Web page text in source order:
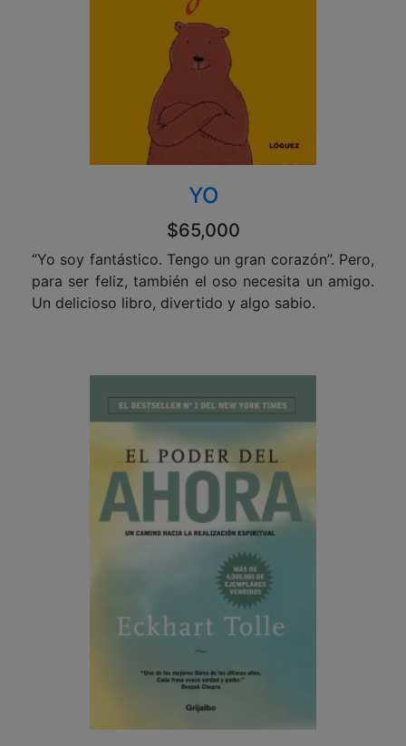
YO
$65,000
“Yo soy fantástico. Tengo un gran corazón”. Pero,
para ser feliz, también el oso necesita un amigo.
Un delicioso libro, divertido y algo sabio.